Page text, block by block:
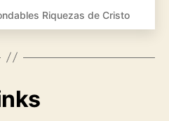
Riquezas de Cristo